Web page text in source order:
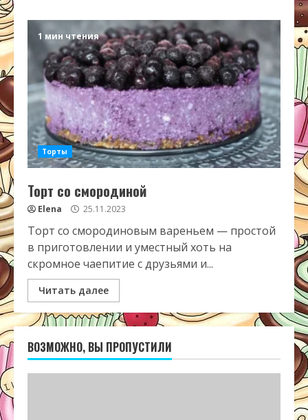
1 мин чтения
Торты
Торт со смородиной
Elena 25.11.2023
Торт со смородиновым вареньем — простой
в приготовлении и уместный хоть на
скромное чаепитие с друзьями и...
Читать далее
ВОЗМОЖНО, ВЫ ПРОПУСТИЛИ